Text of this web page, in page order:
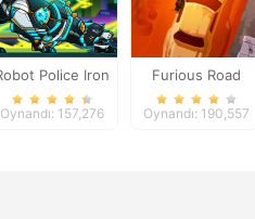
Police Iron
Panther
Oynandı: 157,276
Furious Road
Oynandı: 190,557